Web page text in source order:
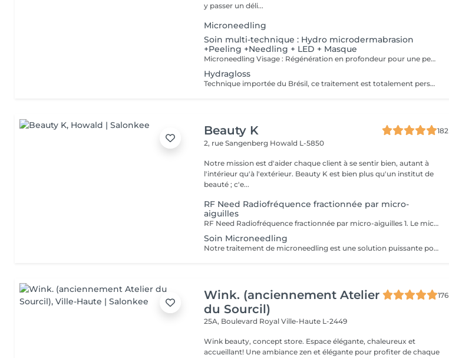
y passer un déli...
Microneedling
Soin multi-technique : Hydro microdermabrasion
+Peeling +Needling + LED + Masque
Microneedling Visage : Régénération en profondeur pour une peau visiblement transformée Le microneedling est un soin de revitalisation cutanée non invasif qui consiste à créer de microperforations contrôlées à l'aide d'un stylo électrique doté de fines aiguilles stériles. Ces microperforations stimulent naturellement la production de collagène et d'élastine, déclenchant un processus de régénération cellulaire intense. AVANTAGES DU SOIN - Atténue les ridules et les rides - Réduit les cicatrices d'acné et les imperfections - Améliore la fermeté et l'élasticité de la peau - Estompe les taches pigmentaires et le teint irrégulier - Resserre les pores dilatés - Apporte de l'éclat et un effet peau neuve Le microneedling peut être personnalisé selon les besoins grâce à l'application de sérums ciblés (acide hyaluronique, vitamine C, peptides, etc.) qui pénètrent plus profondément grâce aux microcanaux créés. CONTRE INDICATIONS - Grossesse, allaitement - Pas d'exposition solaire 48h avant et 7 jours après le soin - Traitement lourd par chimio (attendre 1 an) et par antibiotique ou Roaccutane et dérivé (attendre 6 mois) - Prise d'anticoagulant - Maladie auto-immune (diabète, maladie mal contrôlée, ...) - Injection botox (attendre 2 semaines) et de produits de comblement (attendre 4 semaines) - Prise d'anti-inflammatoire pendant plus de 5 jours - Acné active - Cicatrices chéloïdes
Hydragloss
Technique importée du Brésil, ce traitement est totalement personnalisé. Peu invasif, il est profond et spécifiquement conçu pour les lèvres. Ce soin consiste à faire pénétrer des actifs dont l'acide hyaluronique pour donner du volume, combler, repulper, hydrater et nourrir les lèvres, à l'aide de micro ou nano aiguilles qui grâce à leur passage dans la lèvre, permettent de stimuler le métabolisme de régénération cellulaire, favorisant ainsi la synthèse naturelle de collagène et élastine.
Beauty K
182
2, rue Sangenberg Howald L-5850
Notre mission est d'aider chaque client à se sentir bien, autant à
l'intérieur qu'à l'extérieur. Beauty K est bien plus qu'un institut de
beauté ; c'e...
RF Need Radiofréquence fractionnée par micro-
aiguilles
RF Need Radiofréquence fractionnée par micro-aiguilles 1. Le microneedling De très fines micro-aiguilles créent des micro-perforations contrôlées dans la peau. Cela stimule la régénération naturelle, favorise la production de collagène et d'élastine et active les mécanismes de réparation cutanée. 2. La radiofréquence fractionnée (RF) Une énergie thermique est délivrée via les aiguilles directement dans le derme. La chaleur resserre les fibres de collagène existantes, augmente la densité dermique et déclenche une néocollagénèse (formation de nouveau collagène). Bénéfices principaux Raffermissement et effet tenseur immédiat Amélioration de la texture et de l'éclat de la peau Réduction des ridules et rides Atténuation des cicatrices d'acné Réduction visible des pores dilatés Action possible sur certaines vergetures et relâchements cutanés du corps Résultats progressifs et durables grâce à la stimulation biologique Déroulement du soin 1. Application d'une crème anesthésiante locale pour plus de confort 2. Passage de la pièce à main RF Need (personnalisation des paramètres : profondeur des aiguilles, intensité de la RF) 3. Soin apaisant et hydratant post-traitement Sensations : picotements, chaleur diffuse Après la séance : rougeurs et gonflement légers de 24 à 72h
Soin Microneedling
Notre traitement de microneedling est une solution puissante pour traiter l'acné, les taches de pigmentation, les cicatrices, les vergetures, les dommages causés par le soleil, les rides et les ridules. Grâce à des milliers de micro-perforations, ce soin stimule la production de collagène, favorisant la réparation et le rajeunissement de la peau. Pour des résultats optimaux, une cure de trois séances est recommandée. Ce protocole permet à la peau de maximiser son processus naturel de guérison entre chaque séance, aboutissant à une amélioration visible de son apparence et de sa texture. Entamez ce parcours régénératif et découvrez tout le potentiel d'une peau transformée.
Wink. (anciennement Atelier
du Sourcil)
176
25A, Boulevard RoyalVille-Haute L-2449
Wink beauty, concept store. Espace élégante, chaleureux et
accueillant! Une ambiance zen et élégante pour profiter de chaque